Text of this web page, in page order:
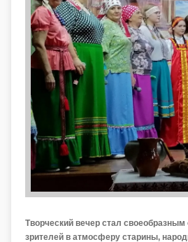
Творческий вечер стал
зрителей в атмосферу старины,